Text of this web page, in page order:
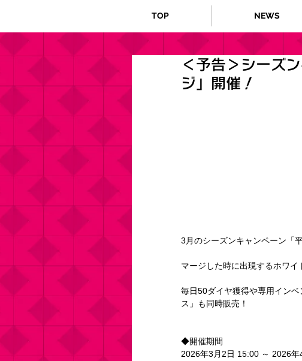
TOP NEWS
＜予告＞シーズ
ジ」開催！
3月のシーズンキャンペーン「
マージした時に出現するホワ
毎日50ダイヤ獲得や専用イン
ス」も同時販売！
◆開催期間
2026年3月2日 15:00 ～ 2026